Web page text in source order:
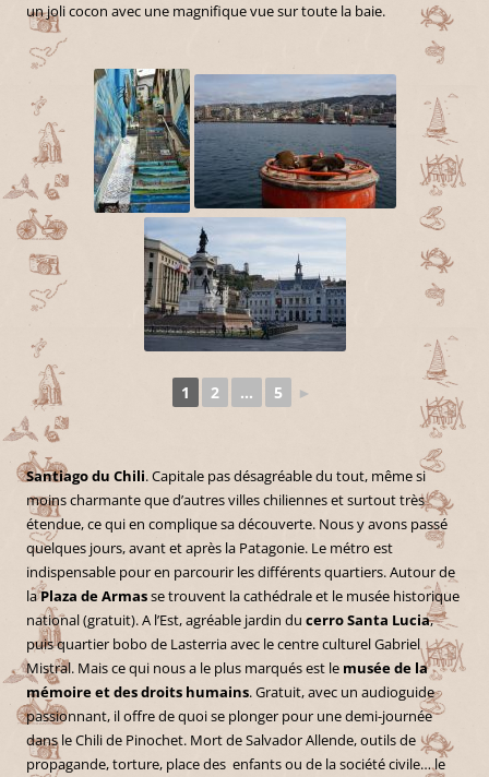
un joli cocon avec une magnifique vue sur toute la baie.
1 2 ... 5 ►
Santiago du Chili. Capitale pas désagréable du tout, même si
moins charmante que d’autres villes chiliennes et surtout très
étendue, ce qui en complique sa découverte. Nous y avons passé
quelques jours, avant et après la Patagonie. Le métro est
indispensable pour en parcourir les différents quartiers. Autour de
laPlaza de Armasse trouvent la cathédrale et le musée historique
national (gratuit). A l’Est, agréable jardin du cerro Santa Lucia,
puis quartier bobo de Lasterria avec le centre culturel Gabriel
Mistral. Mais ce qui nous a le plus marqués est le musée de la
mémoire et des droits humains. Gratuit, avec un audioguide
passionnant, il offre de quoi se plonger pour une demi-journée
dans le Chili de Pinochet. Mort de Salvador Allende, outils de
propagande, torture, place des enfants ou de la société civile… le